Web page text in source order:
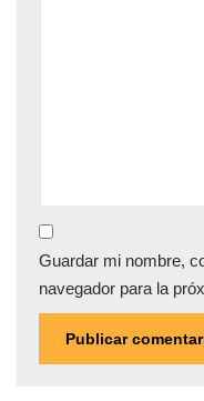
Guardar mi nombre,
navegador para la